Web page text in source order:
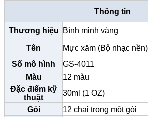
Thông tin
Thương hiệu Bình minh vàng
Tên
Mực xăm (Bộ nhạc nền)
Số mô hình
GS-4011
Màu
12 màu
Đặc điểm kỹ
thuật
30ml (1 OZ)
Gói
12 chai trong một gói